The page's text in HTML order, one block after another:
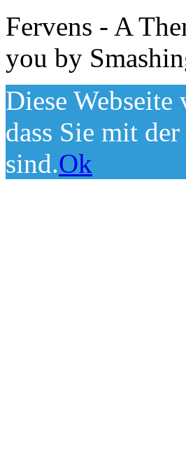
Fervens - A
you by
Diese
dass Sie mit
sind.Ok